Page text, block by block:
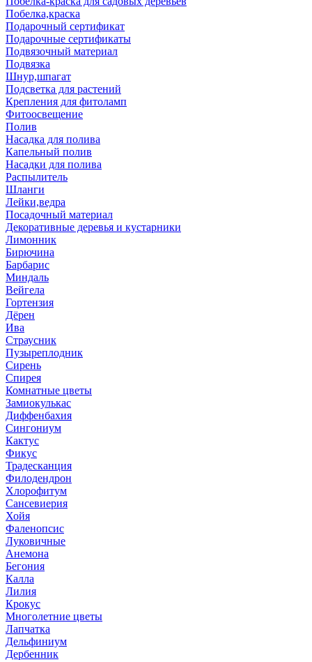
Побелка,краска
Подарочный сертификат
Подарочные сертификаты
Подвязочный материал
Подвязка
Шнур,шпагат
Подсветка для растений
Крепления для фитоламп
Фитоосвещение
Полив
Насадка для полива
Капельный полив
Насадки для полива
Распылитель
Шланги
Лейки,ведра
Посадочный материал
Декоративные деревья и кустарники
Лимонник
Бирючина
Барбарис
Миндаль
Вейгела
Гортензия
Дёрен
Ива
Страусник
Пузыреплодник
Сирень
Спирея
Комнатные цветы
Замиокулькас
Диффенбахия
Сингониум
Кактус
Фикус
Традесканция
Филодендрон
Хлорофитум
Сансевиерия
Хойя
Фаленопсис
Луковичные
Анемона
Бегония
Калла
Лилия
Крокус
Многолетние цветы
Лапчатка
Дельфиниум
Дербенник